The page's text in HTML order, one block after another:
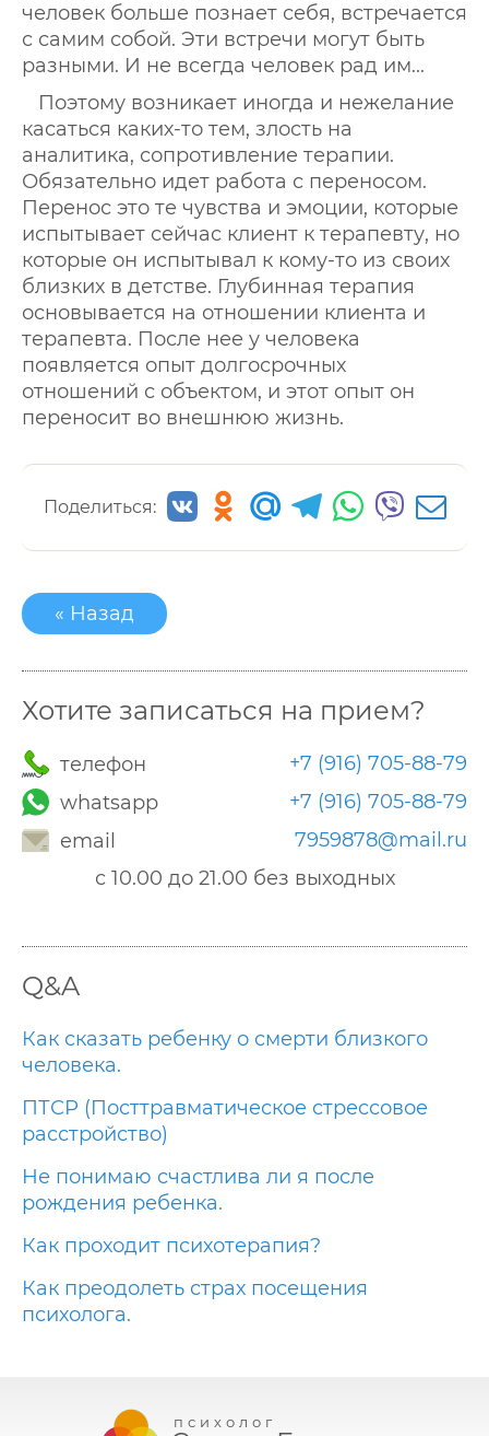
человек больше познает себя, встречается
с самим собой. Эти встречи могут быть
разными. И не всегда человек рад им...
Поэтому возникает иногда и нежелание
касаться каких-то тем, злость на
аналитика, сопротивление терапии.
Обязательно идет работа с переносом.
Перенос это те чувства и эмоции, которые
испытывает сейчас клиент к терапевту, но
которые он испытывал к кому-то из своих
близких в детстве. Глубинная терапия
основывается на отношении клиента и
терапевта. После нее у человека
появляется опыт долгосрочных
отношений с объектом, и этот опыт он
переносит во внешнюю жизнь.
Поделиться:
« Назад
Хотите записаться на прием?
телефон
+7 (916) 705-88-79
whatsapp
+7 (916) 705-88-79
email
7959878@mail.ru
с 10.00 до 21.00 без выходных
Q&A
Как сказать ребенку о смерти близкого
человека.
ПТСР (Посттравматическое стрессовое
расстройство)
Не понимаю счастлива ли я после
рождения ребенка.
Как проходит психотерапия?
Как преодолеть страх посещения
психолога.
психолог